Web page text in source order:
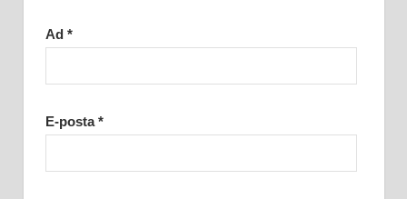
Ad *
E-posta*